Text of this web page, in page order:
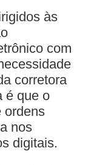
às
com
corretora
é que o
ordens
nos
digitais.